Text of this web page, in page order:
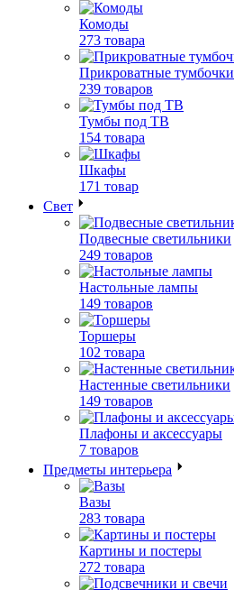
Комоды
273 товара
Прикроватные тумбочки
239 товаров
Тумбы под ТВ
154 товара
Шкафы
171 товар
Свет
Подвесные светильники
249 товаров
Настольные лампы
149 товаров
Торшеры
102 товара
Настенные светильники
149 товаров
Плафоны и аксессуары
7 товаров
Предметы интерьера
Вазы
283 товара
Картины и постеры
272 товара